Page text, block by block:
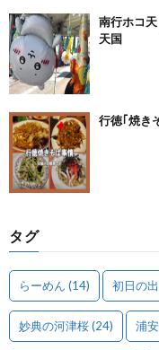
南行ホコ
天国
行徳｢焼き
タグ
らーめん (14) 初日の出
妙典の河津桜(24) 浦